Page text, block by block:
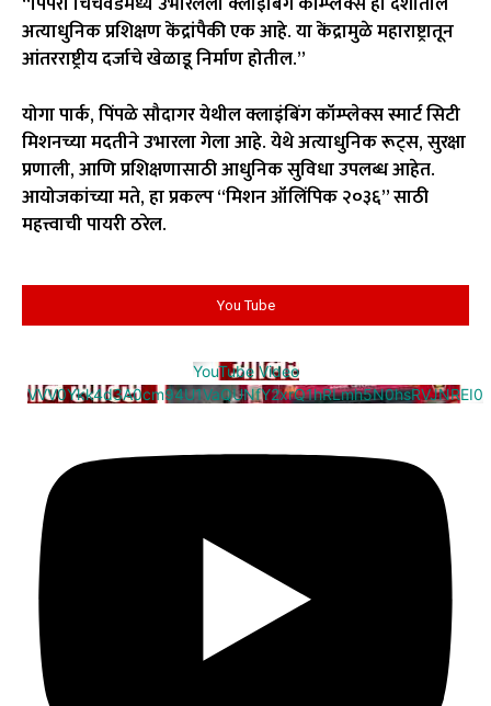
अत्याधुनिक प्रशिक्षण केंद्रांपैकी एक आहे. या केंद्रामुळे महाराष्ट्रातून
आंतरराष्ट्रीय दर्जाचे खेळाडू निर्माण होतील.”
योगा पार्क, पिंपळे सौदागर येथील क्लाइंबिंग कॉम्प्लेक्स स्मार्ट सिटी
मिशनच्या मदतीने उभारला गेला आहे. येथे अत्याधुनिक रूट्स, सुरक्षा
प्रणाली, आणि प्रशिक्षणासाठी आधुनिक सुविधा उपलब्ध आहेत.
आयोजकांच्या मते, हा प्रकल्प “मिशन ऑलिंपिक २०३६” साठी
महत्त्वाची पायरी ठरेल.
You Tube
YouTube Video
VVV0Ykk4d3A0cm94U1VaQUNfY2xrQ1hRLmh5N0hsRVJNREI0